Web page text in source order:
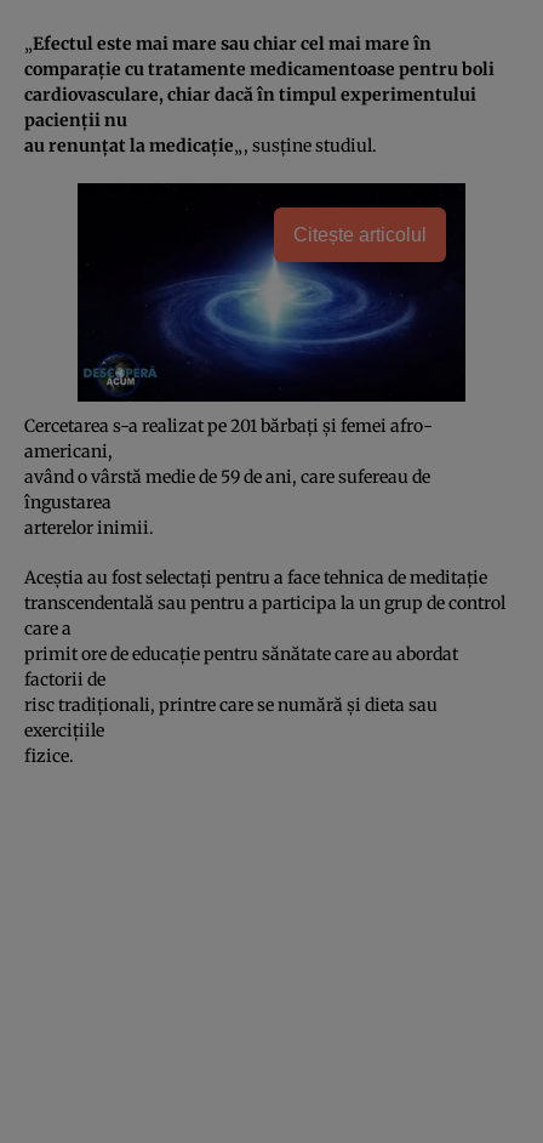
„Efectul este mai mare sau chiar cel mai mare în
comparaţie cu tratamente medicamentoase pentru boli
cardiovasculare, chiar dacă în timpul experimentului
pacienţii nu
au renunţat la medicaţie„, susţine studiul.
Citește articolul
Cercetarea s-a realizat pe 201 bărbaţi şi femei afro-
americani,
având o vârstă medie de 59 de ani, care sufereau de
îngustarea
arterelor inimii.
Aceştia au fost selectaţi pentru a face tehnica de meditaţie
transcendentală sau pentru a participa la un grup de control
care a
primit ore de educaţie pentru sănătate care au abordat
factorii de
risc tradiţionali, printre care se numără şi dieta sau
exerciţiile
fizice.